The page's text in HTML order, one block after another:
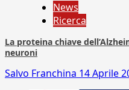
News
Ricerca
La proteina chiave
neuroni
Salvo Franchina 14 Aprile